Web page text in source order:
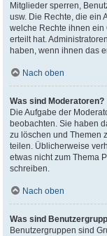
Mitglieder sperren,
usw. Die Rechte, die ein
welche Rechte ihnen ein
erteilt hat.
haben, wenn ihnen das
Nach oben
Was sind Moderatoren?
Die Aufgabe der
beobachten. Sie haben
zu löschen und Themen
teilen. Üblicherweise
etwas nicht zum Thema
schreiben.
Nach oben
Was sind
Benutzergruppen sind